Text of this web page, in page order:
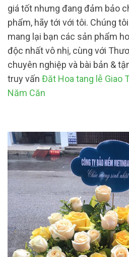
giá tốt nhưng đang đảm bảo
phẩm, hãy tới với tôi. Chúng
mang lại bạn các sản phẩm
độc nhất vô nhị, cùng với
chuyên nghiệp và bài bản &
truy vấn Đăt Hoa tang lễ Giao
Năm Căn